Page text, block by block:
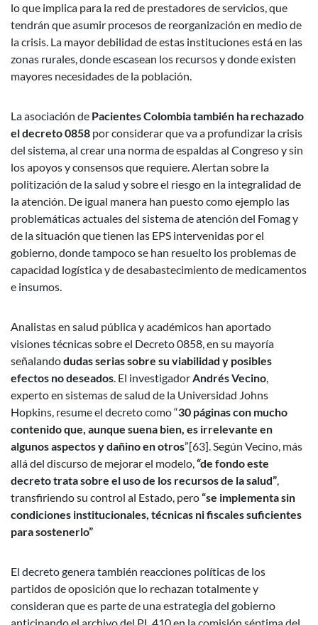
lo que implica para la red de prestadores de servicios, que
tendrán que asumir procesos de reorganización en medio de
la crisis. La mayor debilidad de estas instituciones está en las
zonas rurales, donde escasean los recursos y donde existen
mayores necesidades de la población.
La asociación de Pacientes Colombia también ha rechazado
el decreto 0858 por considerar que va a profundizar la crisis
del sistema, al crear una norma de espaldas al Congreso y sin
los apoyos y consensos que requiere. Alertan sobre la
politización de la salud y sobre el riesgo en la integralidad de
la atención. De igual manera han puesto como ejemplo las
problemáticas actuales del sistema de atención del Fomag y
de la situación que tienen las EPS intervenidas por el
gobierno, donde tampoco se han resuelto los problemas de
capacidad logística y de desabastecimiento de medicamentos
e insumos.
Analistas en salud pública y académicos han aportado
visiones técnicas sobre el Decreto 0858, en su mayoría
señalandodudas serias sobre su viabilidad y posibles
efectos no deseados. El investigadorAndrés Vecino,
experto en sistemas de salud de la Universidad Johns
Hopkins, resume el decreto como “30 páginas con mucho
contenido que, aunque suena bien, es irrelevante en
algunos aspectos y dañino en otros”[63]. Según Vecino, más
allá del discurso de mejorar el modelo,“de fondo este
decreto trata sobre el uso de los recursos de la salud”,
transfiriendo su control al Estado, pero“se implementa sin
condiciones institucionales, técnicas ni fiscales suficientes
para sostenerlo”
El decreto genera también reacciones políticas de los
partidos de oposición que lo rechazan totalmente y
consideran que es parte de una estrategia del gobierno